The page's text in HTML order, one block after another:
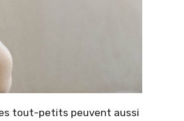
tout-petits peuvent aussi